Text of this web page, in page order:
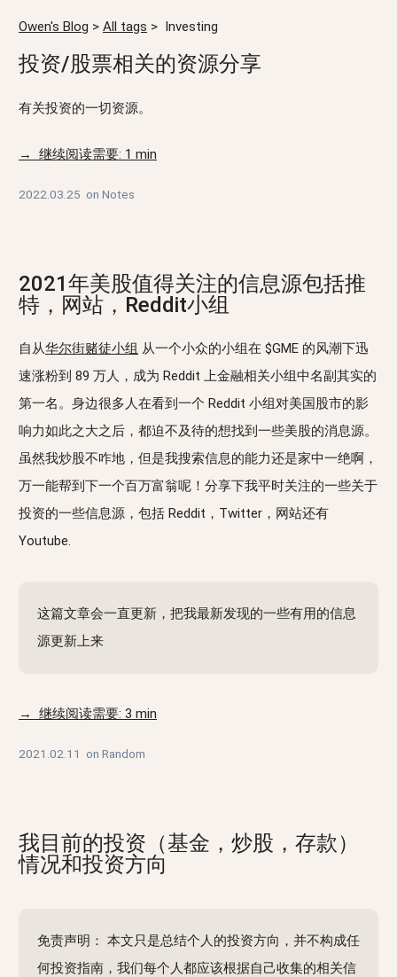
Owen's Blog > All tags > Investing
投资/股票相关的资源分享
有关投资的一切资源。
→ 继续阅读需要: 1 min
2022.03.25 on Notes
2021年美股值得关注的信息源包括推
特，网站，Reddit小组
自从华尔街赌徒小组 从一个小众的小组在 $GME 的风潮下迅
速涨粉到 89 万人，成为 Reddit 上金融相关小组中名副其实的
第一名。身边很多人在看到一个 Reddit 小组对美国股市的影
响力如此之大之后，都迫不及待的想找到一些美股的消息源。
虽然我炒股不咋地，但是我搜索信息的能力还是家中一绝啊，
万一能帮到下一个百万富翁呢！分享下我平时关注的一些关于
投资的一些信息源，包括 Reddit，Twitter，网站还有
Youtube.
这篇文章会一直更新，把我最新发现的一些有用的信息
源更新上来
→ 继续阅读需要: 3 min
2021.02.11 on Random
我目前的投资（基金，炒股，存款）
情况和投资方向
免责声明： 本文只是总结个人的投资方向，并不构成任
何投资指南，我们每个人都应该根据自己收集的相关信